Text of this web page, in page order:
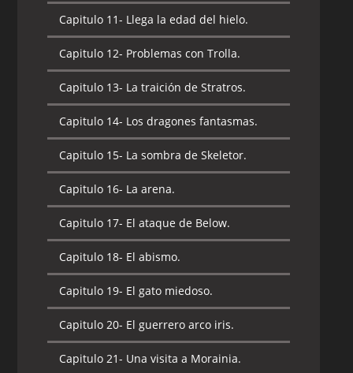
Capitulo 12- El complot de Evil-Lyn.
Capitulo 13- De tal padre tal hija.
Capitulo 14- El despertar del coloso.
Capitulo 15- Una diversión bestial.
Capitulo 16- El reinado del monstruo.
Capitulo 17- Daimar, el demonio.
Capitulo 18- Las criaturas del pantano.
Capitulo 19- Buscando a He-man.
Capitulo 20- El alba del dragón.
Capitulo 21- El primo real.
Capitulo 22- La canción de Celice.
Capitulo 11- Llega la edad del hielo.
Capitulo 12- Problemas con Trolla.
Capitulo 13- La traición de Stratros.
Capitulo 14- Los dragones fantasmas.
Capitulo 15- La sombra de Skeletor.
Capitulo 16- La arena.
Capitulo 17- El ataque de Below.
Capitulo 18- El abismo.
Capitulo 19- El gato miedoso.
Capitulo 20- El guerrero arco iris.
Capitulo 21- Una visita a Morainia.